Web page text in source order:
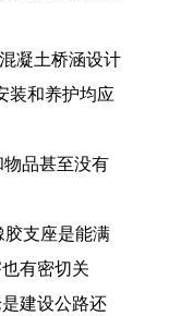
凝土桥涵设计
装和养护均应
品甚至没有
胶支座是能满
有密切关
建设公路还